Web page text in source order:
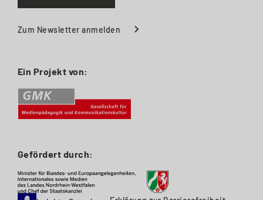
Ein Projekt von:
Zum Newsletter anmelden
Gefördert durch: